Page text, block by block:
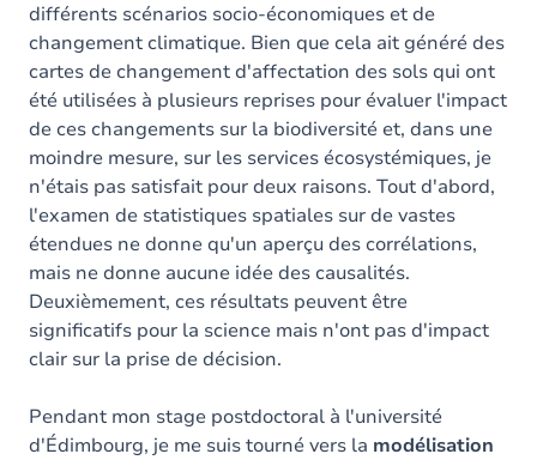
différents scénarios socio-économiques et de
changement climatique. Bien que cela ait généré des
cartes de changement d'affectation des sols qui ont
été utilisées à plusieurs reprises pour évaluer l'impact
de ces changements sur la biodiversité et, dans une
moindre mesure, sur les services écosystémiques, je
n'étais pas satisfait pour deux raisons. Tout d'abord,
l'examen de statistiques spatiales sur de vastes
étendues ne donne qu'un aperçu des corrélations,
mais ne donne aucune idée des causalités.
Deuxièmement, ces résultats peuvent être
significatifs pour la science mais n'ont pas d'impact
clair sur la prise de décision.
Pendant mon stage postdoctoral à l'université
d'Édimbourg, je me suis tourné vers la modélisation